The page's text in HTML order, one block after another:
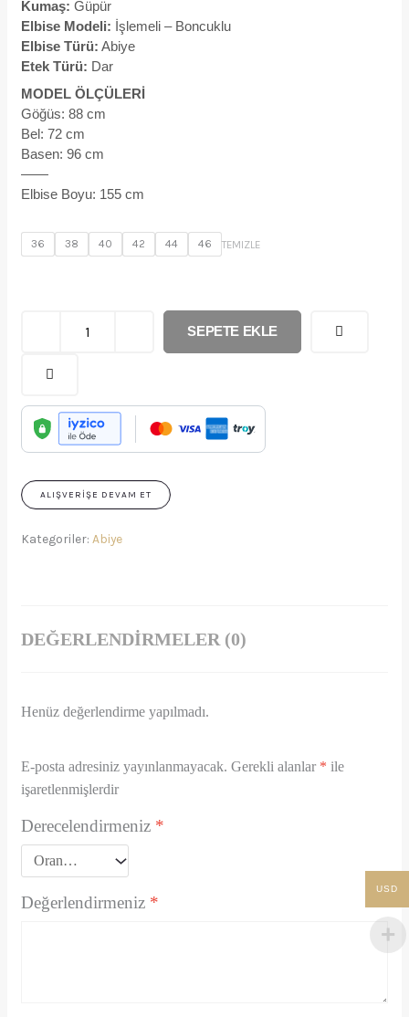
$445,89.
Kumaş: Güpür
Elbise Modeli: İşlemeli – Boncuklu
Elbise Türü: Abiye
Etek Türü: Dar
MODEL ÖLÇÜLERİ
Göğüs: 88 cm
Bel: 72 cm
Basen: 96 cm
——
Elbise Boyu: 155 cm
36 38 40 42 44 46 TEMIZLE
1140
adet
SEPETE EKLE
ALIŞVERIŞE DEVAM ET
Kategoriler:Abiye
DEĞERLENDIRMELER (0)
Henüz değerlendirme yapılmadı.
E-posta adresiniz yayınlanmayacak. Gerekli alanlar * ile
işaretlenmişlerdir
Derecelendirmeniz *
Değerlendirmeniz *
USD